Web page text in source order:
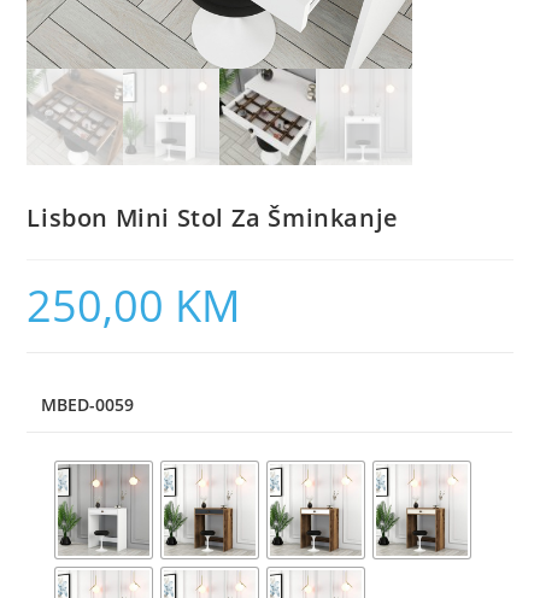
Lisbon Mini Stol Za Šminkanje
250,00 KM
MBED-0059